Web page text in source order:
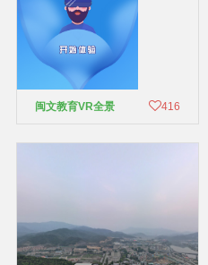
闽文教育VR全景 416